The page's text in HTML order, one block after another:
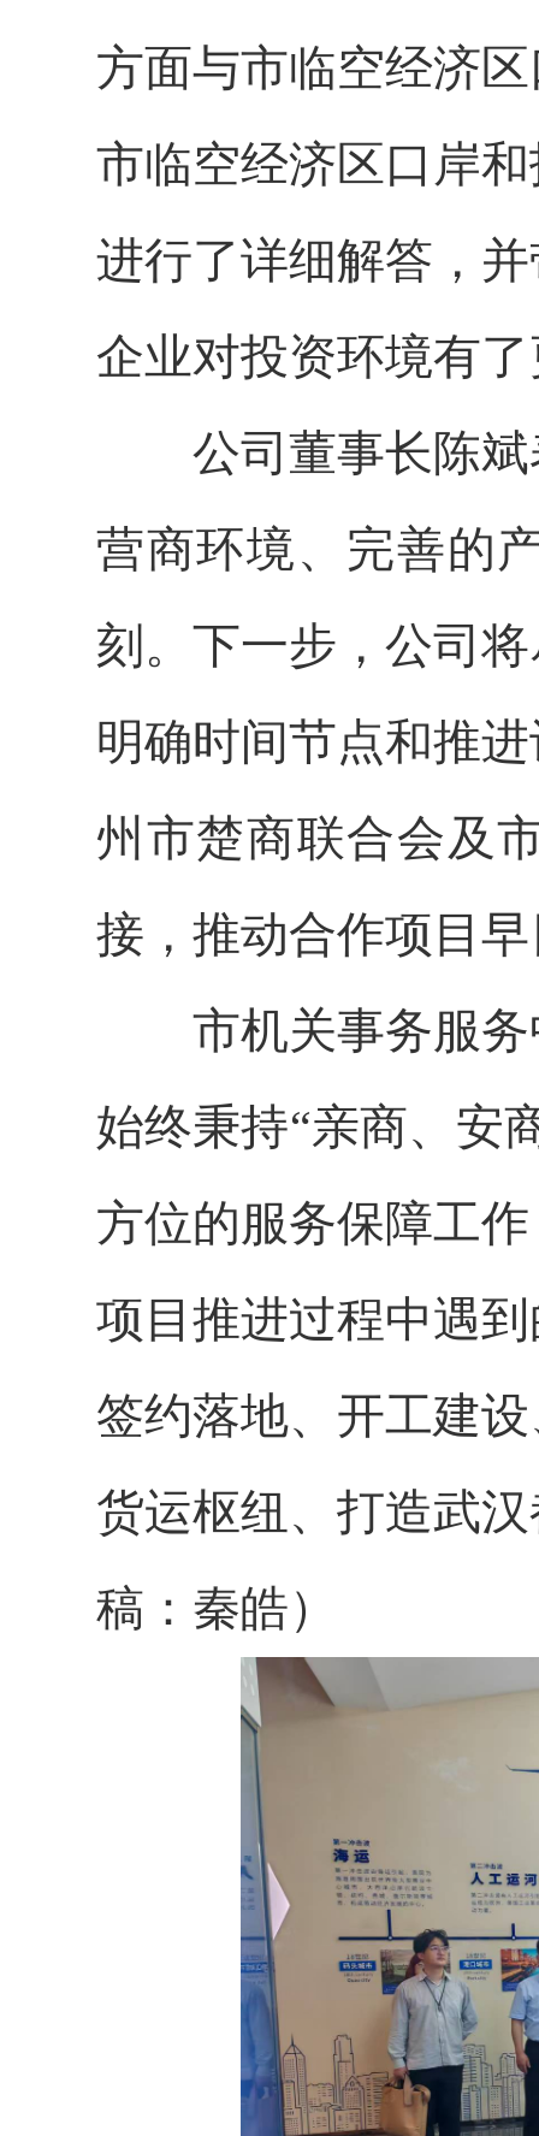
方面与市临空经济
市临空经济区口岸
进行了详细解答，
企业对投资环境有
公司董事长陈斌
营商环境、完善的
刻。下一步，公司
明确时间节点和推
州市楚商联合会及
接，推动合作项目
市机关事务服务
始终秉持“亲商、安
方位的服务保障工
项目推进过程中遇
签约落地、开工建
货运枢纽、打造武
稿：秦皓）